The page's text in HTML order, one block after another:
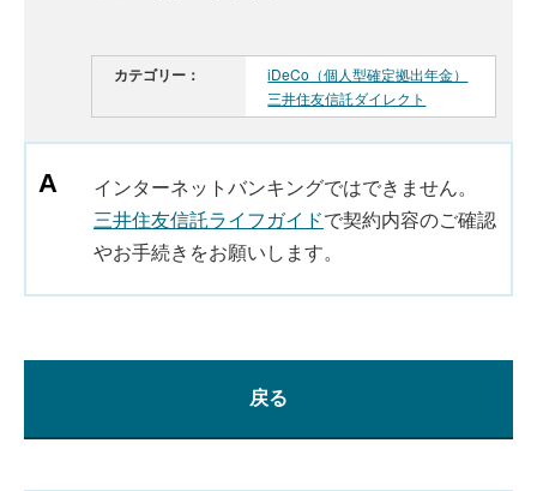
カテゴリー：
iDeCo（個人型確定拠出年金）
三井住友信託ダイレクト
インターネットバンキングではできません。
三井住友信託ライフガイドで契約内容のご確認
やお手続きをお願いします。
戻る